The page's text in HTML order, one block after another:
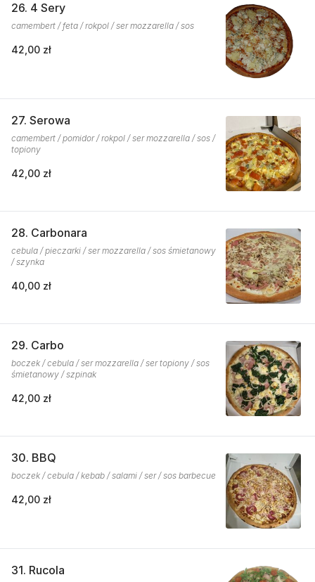
26. 4 Sery
camembert / feta / rokpol / ser mozzarella / sos
42,00 zł
27. Serowa
camembert / pomidor / rokpol / ser mozzarella / sos /
topiony
42,00 zł
28. Carbonara
cebula / pieczarki / ser mozzarella / sos śmietanowy
/ szynka
40,00 zł
29. Carbo
boczek / cebula / ser mozzarella / ser topiony / sos
śmietanowy / szpinak
42,00 zł
30. BBQ
boczek / cebula / kebab / salami / ser / sos barbecue
42,00 zł
31. Rucola